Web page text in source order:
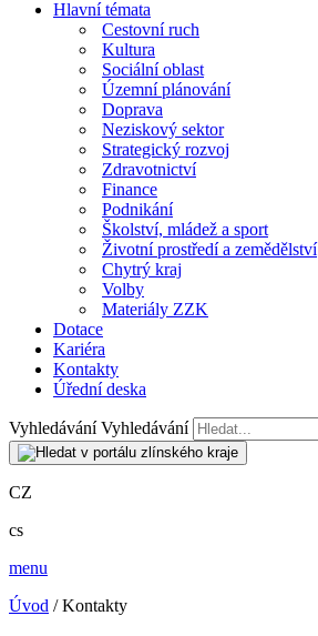
Hlavní témata
Cestovní ruch
Kultura
Sociální oblast
Územní plánování
Doprava
Neziskový sektor
Strategický rozvoj
Zdravotnictví
Finance
Podnikání
Školství, mládež a sport
Životní prostředí a zemědělství
Chytrý kraj
Volby
Materiály ZZK
Dotace
Kariéra
Kontakty
Úřední deska
Vyhledávání Vyhledávání
CZ
cs
menu
Úvod / Kontakty